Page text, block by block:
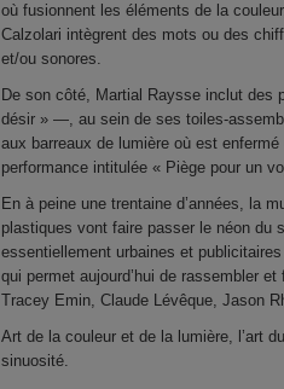
où fusionnent les éléments de la
Calzolari intègrent des mots ou des
et/ou sonores.
De son côté, Martial Raysse inclut
désir » —, au sein de ses toiles-
aux barreaux de lumière où est
performance intitulée « Piège pour un
En à peine une trentaine d’années, la
plastiques vont faire passer le néon du
essentiellement urbaines et
qui permet aujourd’hui de rassembler
Tracey Emin, Claude Lévêque, Jason
Art de la couleur et de la lumière, l’art
sinuosité.